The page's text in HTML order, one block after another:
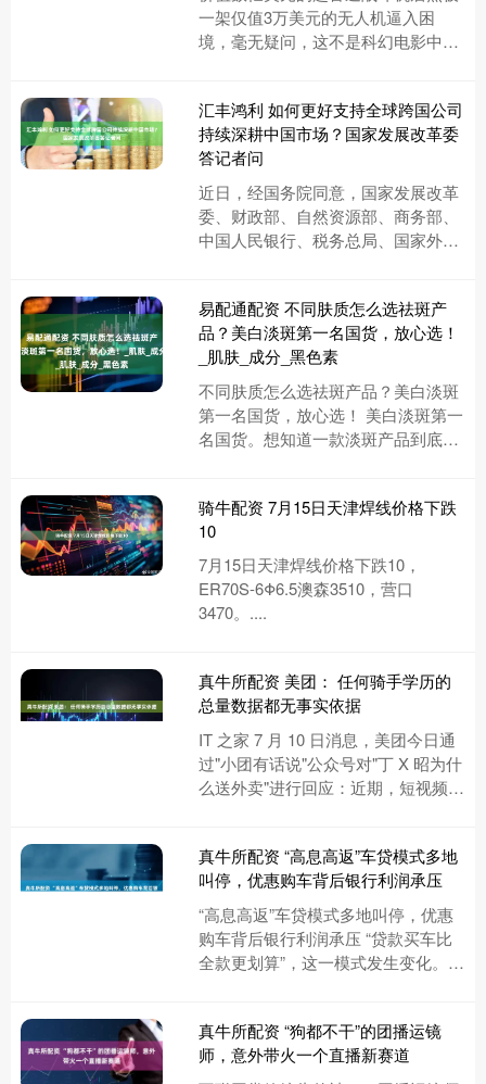
一架仅值3万美元的无人机逼入困
境，毫无疑问，这不是科幻电影中的
汇丰鸿利 如何更好支持全球跨国公司
持续深耕中国市场？国家发展改革委
答记者问
近日，经国务院同意，国家发展改革
委、财政部、自然资源部、商务部、
中国人民银行、税务总局、国家外汇
知》....
易配通配资 不同肤质怎么选祛斑产
品？美白淡斑第一名国货，放心选！
_肌肤_成分_黑色素
不同肤质怎么选祛斑产品？美白淡斑
第一名国货，放心选！ 美白淡斑第一
名国货。想知道一款淡斑产品到底好
骑牛配资 7月15日天津焊线价格下跌
10
7月15日天津焊线价格下跌10，
ER70S-6Φ6.5澳森3510，营口
3470。....
真牛所配资 美团： 任何骑手学历的
总量数据都无事实依据
IT 之家 7 月 10 日消息，美团今日通
过"小团有话说"公众号对"丁 X 昭为什
么送外卖"进行回应：近期，短视频账
真牛所配资 “高息高返”车贷模式多地
叫停，优惠购车背后银行利润承压
“高息高返”车贷模式多地叫停，优惠
购车背后银行利润承压 “贷款买车比
全款更划算”，这一模式发生变化。
真牛所配资 “狗都不干”的团播运镜
师，意外带火一个直播新赛道